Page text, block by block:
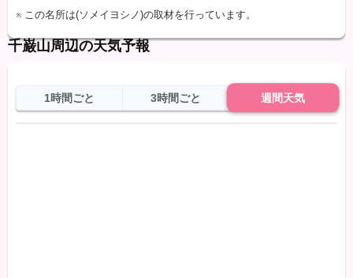
※ この名所は(ソメイヨシノ)の取材を行っています。
千巌山周辺の天気予報
1時間ごと 3時間ごと 週間天気